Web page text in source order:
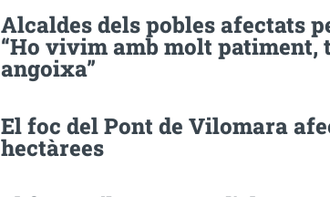
Alcaldes dels pobles afectats
“Ho vivim amb molt patiment,
angoixa”
El foc del Pont de Vilomara
hectàrees